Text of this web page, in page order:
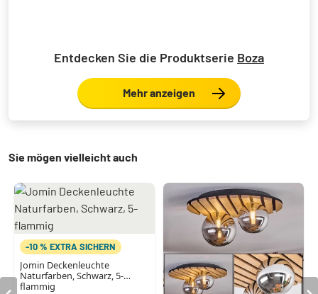
Entdecken Sie die Produktserie Boza
Mehr anzeigen
Sie mögen vielleicht auch
-10 % EXTRA SICHERN
Jomin Deckenleuchte
Naturfarben, Schwarz, 5-
flammig